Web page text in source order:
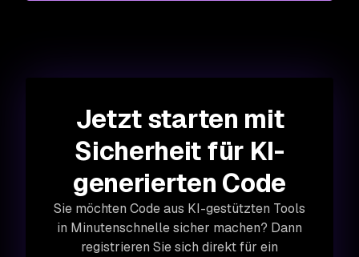
Jetzt starten mit
Sicherheit für KI-
generierten Code
Sie möchten Code aus KI-gestützten Tools
in Minutenschnelle sicher machen? Dann
registrieren Sie sich direkt für ein